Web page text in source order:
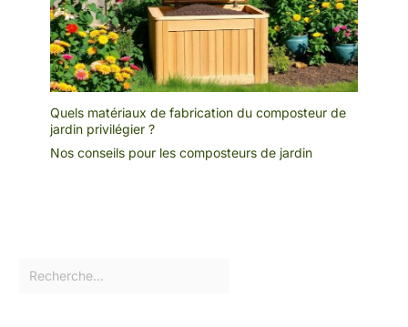
Quels matériaux de fabrication du composteur de
jardin privilégier ?
Nos conseils pour les composteurs de jardin